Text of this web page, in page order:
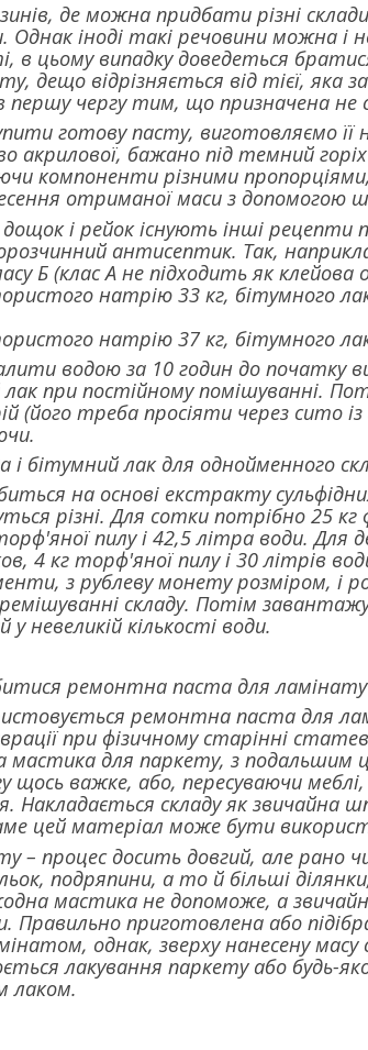
де можна придбати різні
Однак іноді такі речовини можна
в цьому випадку доведеться
дещо відрізняється від тієї, яка
першу чергу тим, що призначена не
готову пасту, виготовляємо її
акрилової, бажано під темний
компоненти різними
отриманої маси з допомогою
дощок і рейок існують інші
антисептик. Так,
Б (клас А не підходить як клейова
натрію 33 кг, бітумного
натрію 37 кг, бітумного
водою за 10 годин до початку
при постійному помішуванні.
(його треба просіяти через сито
і бітумний лак для однойменного
на основі екстракту
різні. Для сотки потрібно 25
пилу і 42,5 літра води.
4 кг торф'яної пилу і 30 літрів
з рублеву монету розміром, і
складу. Потім
невеликій кількості води.
ремонтна паста для ламінату
ремонтна паста для
при фізичному старінні
мастика для паркету, з
щось важке, або, пересуваючи
Накладається складу як звичайна
цей матеріал може бути
– процес досить довгий, але рано
подряпини, а то й більші
мастика не допоможе, а
Правильно приготовлена або
однак, зверху нанесену
лакування паркету або будь-
лаком.